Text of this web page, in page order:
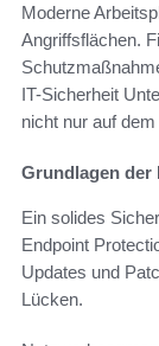
Moderne
Angriffsflächen.
IT-Sicherheit
nicht nur auf
Grundlagen der
Ein solides
Endpoint
Updates und
Lücken.